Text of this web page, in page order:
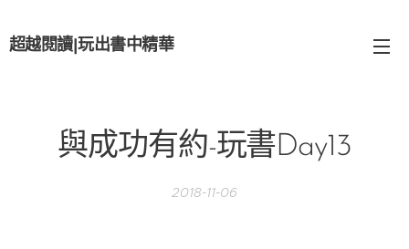
超越閱讀|玩出書中精華
與成功有約-玩書Day13
2018-11-06